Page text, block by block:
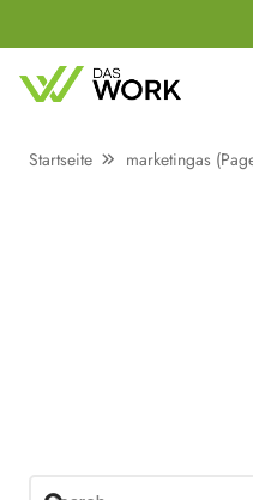
Startseite marketingas